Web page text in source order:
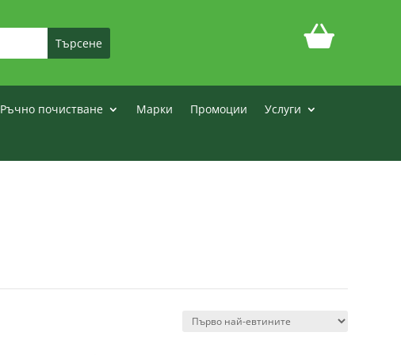
Ръчно почистване Марки Промоции
Услуги